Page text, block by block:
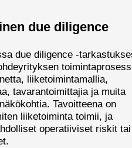
due diligence
due diligence -
liiketoimintamallia,
tavarantoimittajia ja muita
Tavoitteena on
liiketoiminta toimii, ja
operatiiviset riskit tai